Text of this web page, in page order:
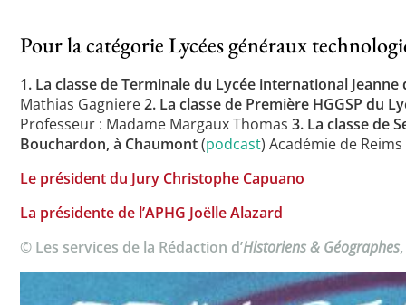
Pour la catégorie Lycées généraux
1. La classe de Terminale du Lycée international Jeanne
Mathias Gagniere2. La classe de Première HGGSP du
Professeur : Madame Margaux Thomas3. La classe de
Bouchardon, à Chaumont(podcast) Académie de
Le président du Jury Christophe Capuano
La présidente de l’APHG Joëlle Alazard
© Les services de la Rédaction d’Historiens & Géographes